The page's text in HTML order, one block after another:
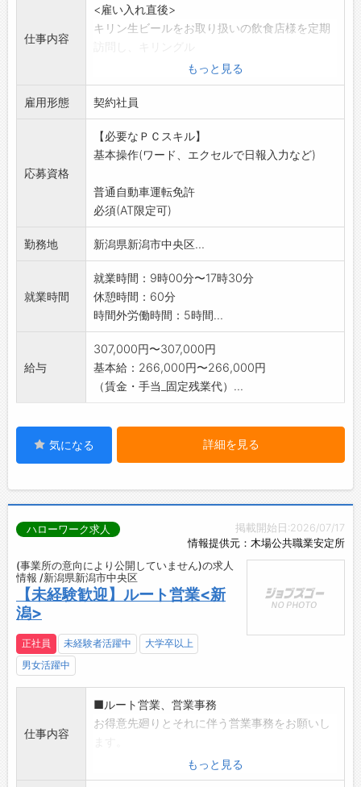
仕事内容
<雇い入れ直後>
キリン生ビールをお取り扱いの飲食店様を定期
ープ商品の取り扱い拡売、取り扱いの継続のた
めの活動を行います
・キリングループ商品(ビール、ワイン、焼酎
等)のご案内
・キャンペーンのご提案やPOP設置などの販促
活動
など、生ビールの
品質維持活動
・上記に付随する業務
<変更の範囲>
もっと見る
雇用形態 契約社員
応募資格
【必要なＰＣスキル】
基本操作(ワード、エクセルで日報入力など)
普通自動車運転免許
必須(AT限定可)
勤務地 新潟県新潟市中央区...
就業時間
就業時間：9時00分〜17時30分
休憩時間：60分
時間外労働時間：5時間...
給与
307,000円〜307,000円
基本給：266,000円〜266,000円
（賃金・手当_固定残業代）...
気になる 詳細を見る
掲載開始日:2026/07/17
情報提供元：木場公共職業安定所
ハローワーク求人
(事業所の意向により公開していません)の求人
情報 /新潟県新潟市中央区
【未経験歓迎】ルート営業<新
潟>
正社員 未経験者活躍中
大学卒以上
男女活躍中
仕事内容
■ルート営業、営業事務
お得意先廻りとそれに伴う営業事務をお願いし
・住宅、ビル、工場用の建築資材の卸売り販売
営業
もっと見る